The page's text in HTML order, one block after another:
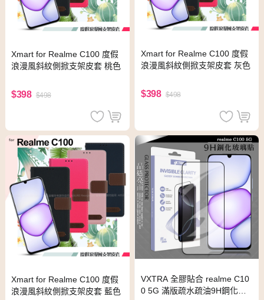
Xmart for Realme C100 度假
浪漫風斜紋側掀支架皮套 桃色
$398 $498
Xmart for Realme C100 度假
浪漫風斜紋側掀支架皮套 灰色
$398 $498
Xmart for Realme C100 度假
浪漫風斜紋側掀支架皮套 藍色
VXTRA 全膠貼合 realme C10
0 5G 滿版疏水疏油9H鋼化頂